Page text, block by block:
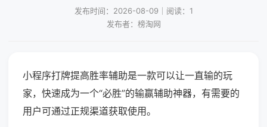
发布时间：2026-08-09｜阅读：1
发布者：榜淘网
小程序打牌提高胜率辅助是一款可以让一直输的玩
家，快速成为一个“必胜”的输赢辅助神器，有需要的
用户可通过正规渠道获取使用。